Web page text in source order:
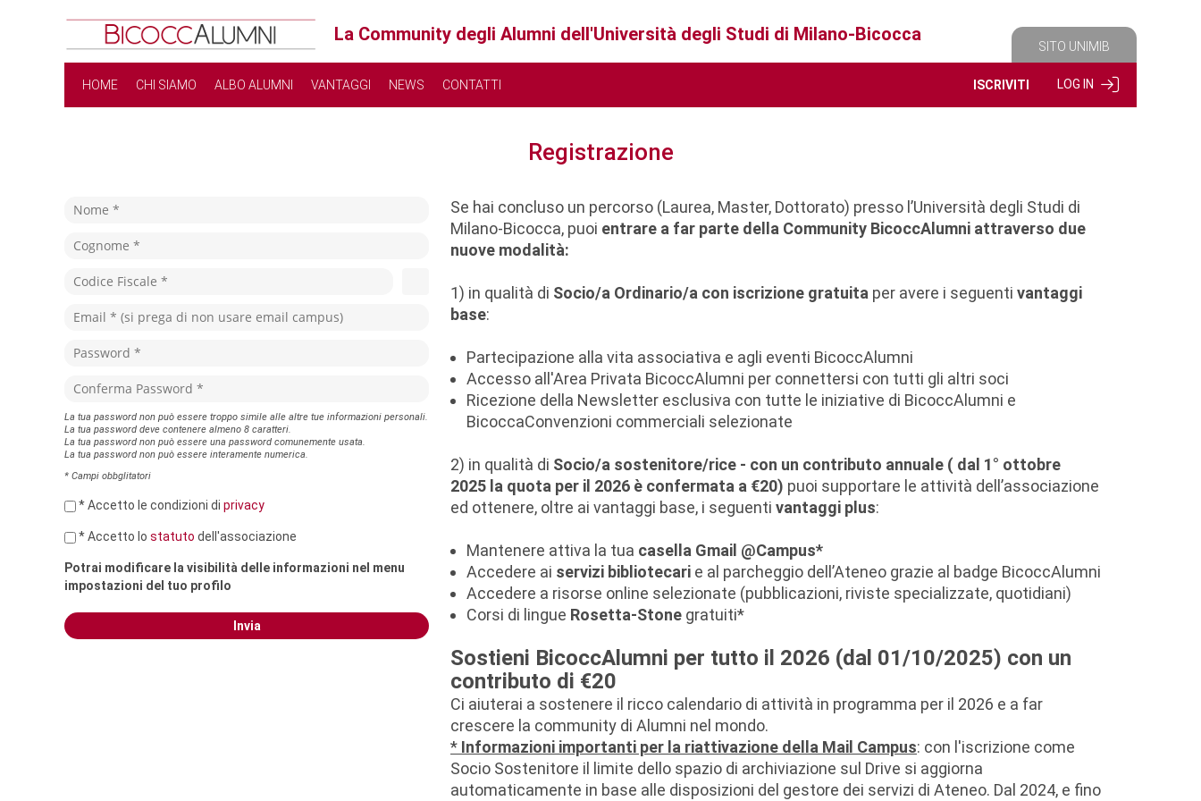
La Community degli Alumni dell'Università degli Studi di Milano-Bicocca
SITO UNIMIB
HOME CHI SIAMO ALBO ALUMNI VANTAGGI NEWS CONTATTI LOG IN
ISCRIVITI
Registrazione
La tua password non può essere troppo simile alle altre tue informazioni personali.
La tua password deve contenere almeno 8 caratteri.
La tua password non può essere una password comunemente usata.
La tua password non può essere interamente numerica.
* Campi obbglitatori
* Accetto le condizioni di privacy
* Accetto lo statuto dell'associazione
Potrai modificare la visibilità delle informazioni nel menu
impostazioni del tuo profilo
Invia
Se hai concluso un percorso (Laurea, Master, Dottorato) presso l’Università degli Studi di
Milano-Bicocca, puoi entrare a far parte della Community BicoccAlumni attraverso due
nuove modalità:
1) in qualità di Socio/a Ordinario/a con iscrizione gratuita per avere i seguenti vantaggi
base:
Partecipazione alla vita associativa e agli eventi BicoccAlumni
Accesso all'Area Privata BicoccAlumni per connettersi con tutti gli altri soci
Ricezione della Newsletter esclusiva con tutte le iniziative di BicoccAlumni e
BicoccaConvenzioni commerciali selezionate
2) in qualità di Socio/a sostenitore/rice - con un contributo annuale ( dal 1° ottobre
2025 la quota per il 2026 è confermata a €20) puoi supportare le attività dell’associazione
ed ottenere, oltre ai vantaggi base, i seguenti vantaggi plus:
Mantenere attiva la tua casella Gmail @Campus*
Accedere ai servizi bibliotecari e al parcheggio dell’Ateneo grazie al badge BicoccAlumni
Accedere a risorse online selezionate (pubblicazioni, riviste specializzate, quotidiani)
Corsi di lingue Rosetta-Stone gratuiti*
Sostieni BicoccAlumni per tutto il 2026 (dal 01/10/2025) con un
contributo di €20
Ci aiuterai a sostenere il ricco calendario di attività in programma per il 2026 e a far
crescere la community di Alumni nel mondo.
* Informazioni importanti per la riattivazione della Mail Campus: con l'iscrizione come
Socio Sostenitore il limite dello spazio di archiviazione sul Drive si aggiorna
automaticamente in base alle disposizioni del gestore dei servizi di Ateneo. Dal 2024, e fino